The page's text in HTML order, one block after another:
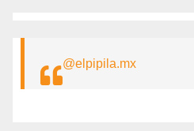
@elpipila.mx